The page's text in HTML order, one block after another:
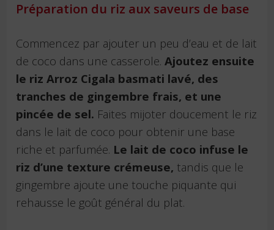
Préparation du riz aux saveurs de base
Commencez par ajouter un peu d’eau et de lait
de coco dans une casserole.Ajoutez ensuite
le riz Arroz Cigala basmati lavé, des
tranches de gingembre frais, et une
pincée de sel. Faites mijoter doucement le riz
dans le lait de coco pour obtenir une base
riche et parfumée. Le lait de coco infuse le
riz d’une texture crémeuse, tandis que le
gingembre ajoute une touche piquante qui
rehausse le goût général du plat.